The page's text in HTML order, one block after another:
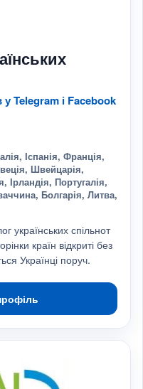
у Telegram і Facebook
Іспанія, Франція,
Швейцарія,
Ірландія, Португалія,
Болгарія, Литва,
українських спільнот
країн відкриті без
Українці поруч.